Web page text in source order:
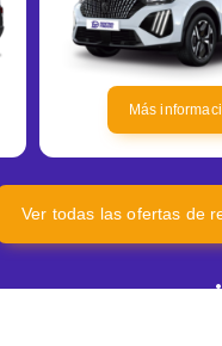
Más
Ver todas las ofertas de